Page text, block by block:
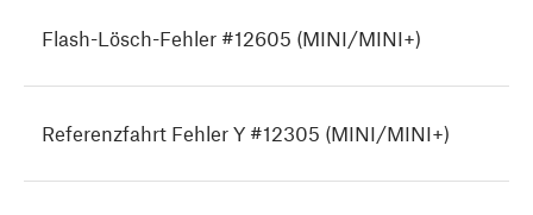
Flash-Lösch-Fehler #12605 (MINI/MINI+)
Referenzfahrt Fehler Y #12305 (MINI/MINI+)